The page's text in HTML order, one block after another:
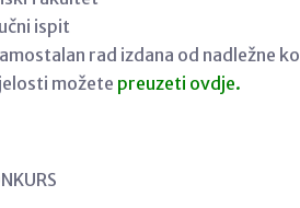
ispit
rad izdana od nadležne
možete preuzeti ovdje.